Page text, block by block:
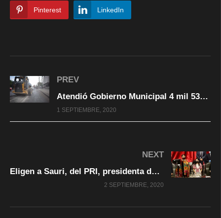
Pinterest LinkedIn
PREV
Atendió Gobierno Municipal 4 mil 530 reportes de baches durante agosto
1 SEPTIEMBRE, 2020
NEXT
Eligen a Sauri, del PRI, presidenta de la Mesa Directiva de la Cámara
2 SEPTIEMBRE, 2020